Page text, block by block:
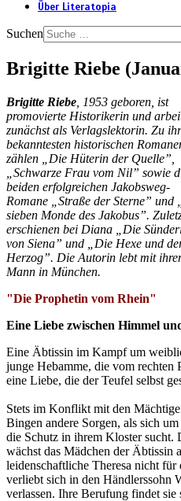
Über Literatopia
Suchen
Brigitte Riebe
Brigitte Riebe , 1953 geboren, ist
promovierte Historikerin und
zunächst als Verlagslektorin. Zu
bekanntesten historischen
zählen „Die Hüterin der Quelle”,
„Schwarze Frau vom Nil” sowie
beiden erfolgreichen Jakobsweg-
Romane „Straße der Sterne” und
sieben Monde des Jakobus”.
erschienen bei Diana „Die
von Siena” und „Die Hexe und
Herzog”. Die Autorin lebt mit
Mann in München.
"Die Prophetin vom Rhein"
Eine Liebe zwischen Himmel
Eine Äbtissin im Kampf um
junge Hebamme, die vom rechten
eine Liebe, die der Teufel selbst
Stets im Konflikt mit den
Bingen andere Sorgen, als sich
die Schutz in ihrem Kloster sucht.
wächst das Mädchen der Äbtissin
leidenschaftliche Theresa nicht für
verliebt sich in den Händlerssohn
verlassen. Ihre Berufung findet